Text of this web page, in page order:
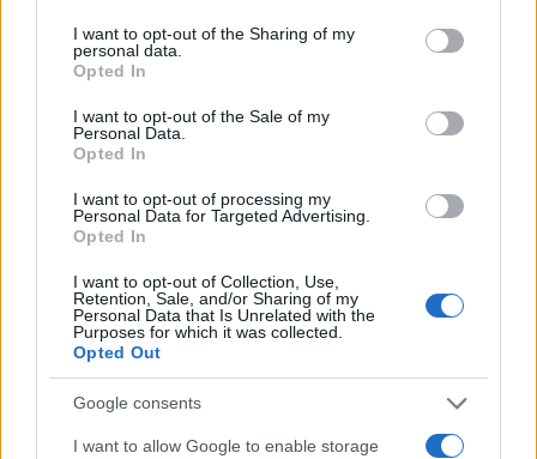
not limited to your visit or usage behaviour. You may click to
grant or deny consent to Google and its third-party tags to
use your data for below specified purposes in below Google
consent section.
I want to opt-out of the Sharing of my
personal data.
Opted In
I want to opt-out of the Sale of my
Personal Data.
Opted In
I want to opt-out of processing my
Personal Data for Targeted Advertising.
Opted In
I want to opt-out of Collection, Use,
Retention, Sale, and/or Sharing of my
Personal Data that Is Unrelated with the
Purposes for which it was collected.
Opted Out
Google consents
I want to allow Google to enable storage
Share:
Ακολουθήστε το Νewsit.gr στο Google News
ενημερωθείτε πρώτοι για όλη την ειδησεογραφία και τα
τελευταία νέα
Πιο δημοφιλή
«Ψήνονται» στα 40άρια δυτική και βόρεια
Ελλάδα – Ενισχυμένα μελτέμια έως 8
μποφόρ στο Αιγαίο μέχρι
Δεκαπενταύγουστο